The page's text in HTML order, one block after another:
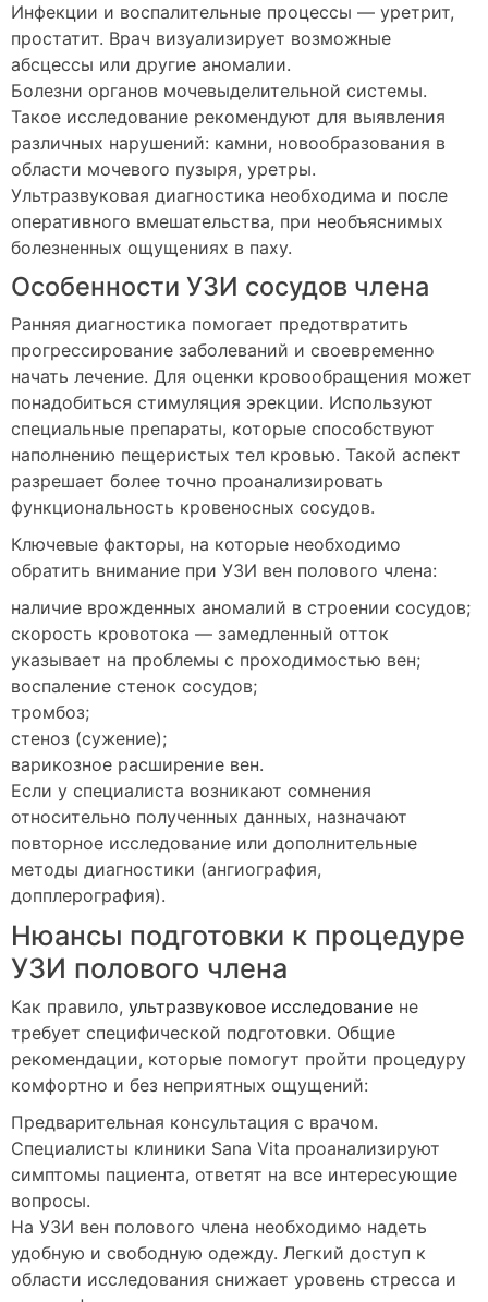
Инфекции и воспалительные процессы — уретрит,
простатит. Врач визуализирует возможные
абсцессы или другие аномалии.
Болезни органов мочевыделительной системы.
Такое исследование рекомендуют для выявления
различных нарушений: камни, новообразования в
области мочевого пузыря, уретры.
Ультразвуковая диагностика необходима и после
оперативного вмешательства, при необъяснимых
болезненных ощущениях в паху.
Особенности УЗИ сосудов члена
Ранняя диагностика помогает предотвратить
прогрессирование заболеваний и своевременно
начать лечение. Для оценки кровообращения может
понадобиться стимуляция эрекции. Используют
специальные препараты, которые способствуют
наполнению пещеристых тел кровью. Такой аспект
разрешает более точно проанализировать
функциональность кровеносных сосудов.
Ключевые факторы, на которые необходимо
обратить внимание при УЗИ вен полового члена:
наличие врожденных аномалий в строении сосудов;
скорость кровотока — замедленный отток
указывает на проблемы с проходимостью вен;
воспаление стенок сосудов;
тромбоз;
стеноз (сужение);
варикозное расширение вен.
Если у специалиста возникают сомнения
относительно полученных данных, назначают
повторное исследование или дополнительные
методы диагностики (ангиография,
допплерография).
Нюансы подготовки к процедуре
УЗИ полового члена
Как правило, ультразвуковое исследование не
требует специфической подготовки. Общие
рекомендации, которые помогут пройти процедуру
комфортно и без неприятных ощущений:
Предварительная консультация с врачом.
Специалисты клиники Sana Vita проанализируют
симптомы пациента, ответят на все интересующие
вопросы.
На УЗИ вен полового члена необходимо надеть
удобную и свободную одежду. Легкий доступ к
области исследования снижает уровень стресса и